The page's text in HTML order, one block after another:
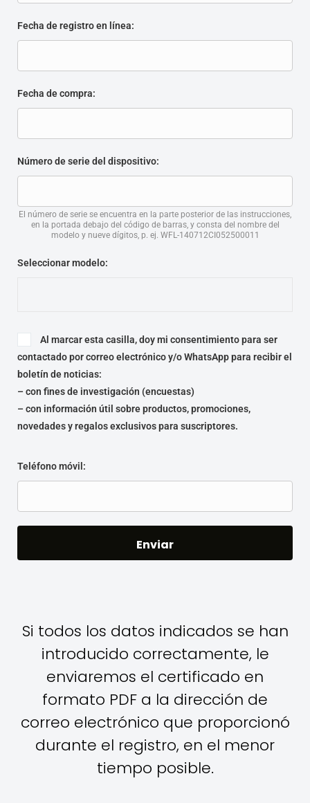
Fecha de registro en línea:
Fecha de compra:
Número de serie del dispositivo:
El número de serie se encuentra en la parte posterior de las instrucciones,
en la portada debajo del código de barras, y consta del nombre del
modelo y nueve dígitos, p. ej. WFL-140712CI052500011
Seleccionar modelo:
Al marcar esta casilla, doy mi consentimiento para ser
contactado por correo electrónico y/o WhatsApp para recibir el
boletín de noticias:
– con fines de investigación (encuestas)
– con información útil sobre productos, promociones,
novedades y regalos exclusivos para suscriptores.
Teléfono móvil:
Si todos los datos indicados se han
introducido correctamente, le
enviaremos el certificado en
formato PDF a la dirección de
correo electrónico que proporcionó
durante el registro, en el menor
tiempo posible.